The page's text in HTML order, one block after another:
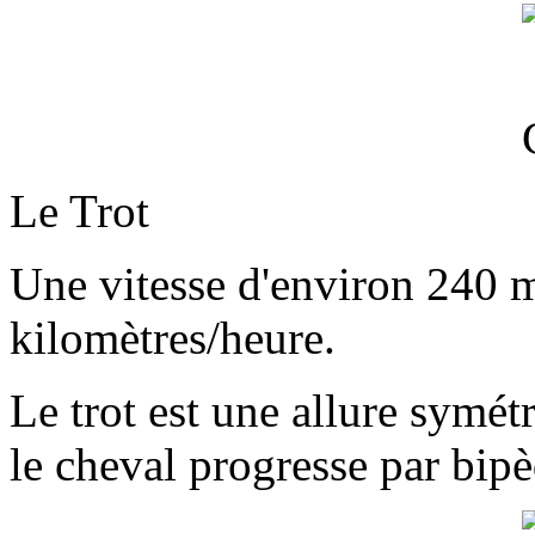
Le Trot
Une vitesse d'environ 240
kilomètres/heure.
Le trot est une allure
le cheval progresse par